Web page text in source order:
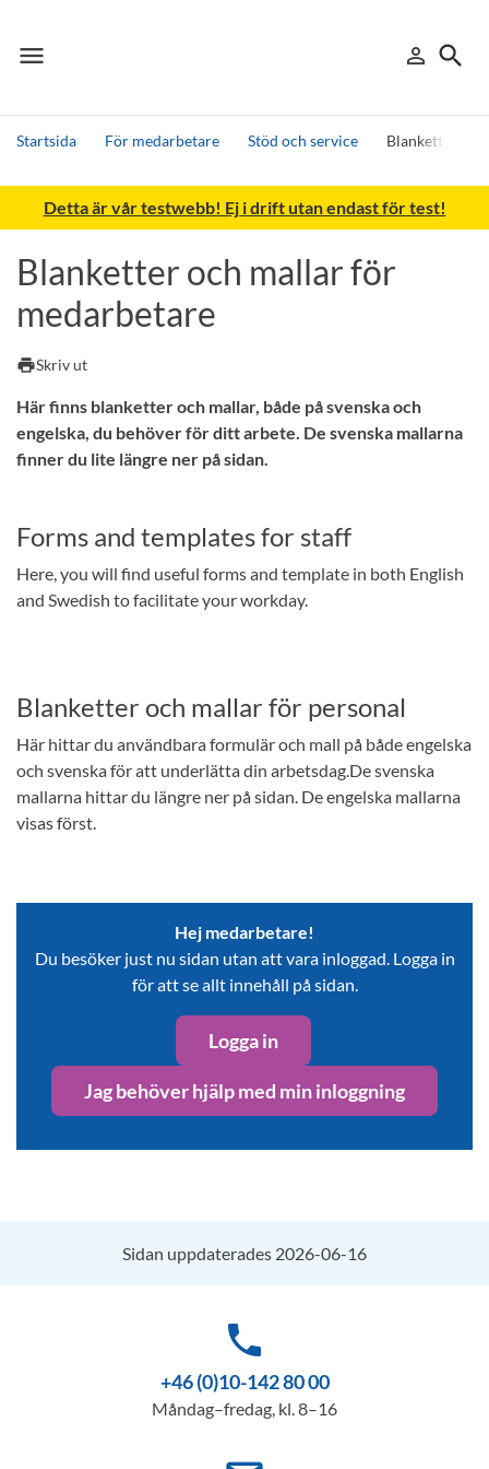
menu
Meny person_outline
Logga in
search
Sök
Startsida För medarbetare Stöd och service Blanketter
Sök
Andra söktjänster
Detta är vår testwebb! Ej i drift utan endast för test!
Blanketter och mallar för
medarbetare
printSkriv ut
Här finns blanketter och mallar, både på svenska och
engelska, du behöver för ditt arbete. De svenska mallarna
finner du lite längre ner på sidan.
Forms and templates for staff
Here, you will find useful forms and template in both English
and Swedish to facilitate your workday.
Blanketter och mallar för personal
Här hittar du användbara formulär och mall på både engelska
och svenska för att underlätta din arbetsdag.De svenska
mallarna hittar du längre ner på sidan. De engelska mallarna
visas först.
Hej medarbetare!
Du besöker just nu sidan utan att vara inloggad. Logga in
för att se allt innehåll på sidan.
Logga in
Jag behöver hjälp med min inloggning
Sidan uppdaterades 2026-06-16
phone
+46 (0)10-142 80 00
Måndag–fredag, kl. 8–16